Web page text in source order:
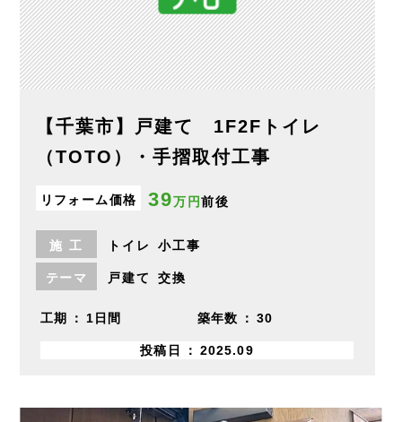
【千葉市】戸建て 1F2Fトイレ
（TOTO）・手摺取付工事
リフォーム価格 39万円前後
施 工 トイレ 小工事
テーマ 戸建て 交換
工期 1日間 築年数 30
投稿日 2025.09